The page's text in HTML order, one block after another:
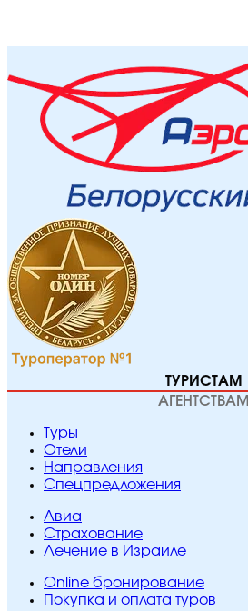
ТУРИСТАМ
АГЕНТСТВАМ
Туры
Отели
Направления
Спецпредложения
Авиа
Страхование
Лечение в Израиле
Online бронирование
Покупка и оплата туров